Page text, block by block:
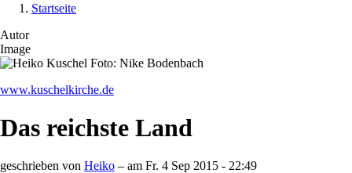
Startseite
Autor
Image
www.kuschelkirche.de
Das reichste Land
geschrieben von Heiko – am Fr. 4 Sep 2015 - 22:49